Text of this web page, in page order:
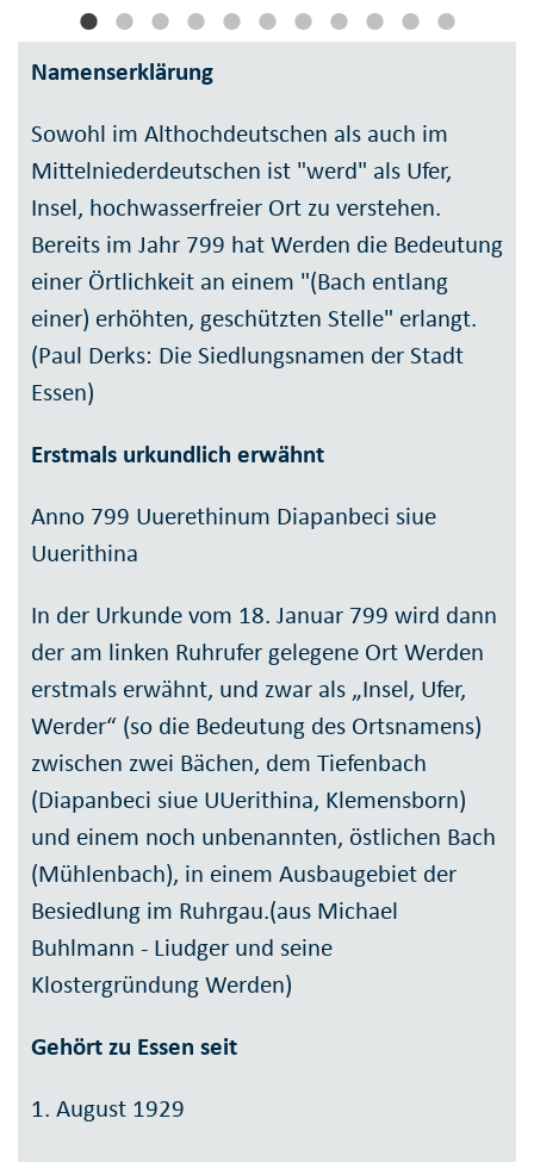
Namenserklärung
Sowohl im Althochdeutschen als auch im
Mittelniederdeutschen ist "werd" als Ufer,
Insel, hochwasserfreier Ort zu verstehen.
Bereits im Jahr 799 hat Werden die Bedeutung
einer Örtlichkeit an einem "(Bach entlang
einer) erhöhten, geschützten Stelle" erlangt.
(Paul Derks: Die Siedlungsnamen der Stadt
Essen)
Erstmals urkundlich erwähnt
Anno 799 Uuerethinum Diapanbeci siue
Uuerithina
In der Urkunde vom 18. Januar 799 wird dann
der am linken Ruhrufer gelegene Ort Werden
erstmals erwähnt, und zwar als „Insel, Ufer,
Werder“ (so die Bedeutung des Ortsnamens)
zwischen zwei Bächen, dem Tiefenbach
(Diapanbeci siue UUerithina, Klemensborn)
und einem noch unbenannten, östlichen Bach
(Mühlenbach), in einem Ausbaugebiet der
Besiedlung im Ruhrgau.(aus Michael
Buhlmann - Liudger und seine
Klostergründung Werden)
Gehört zu Essen seit
1. August 1929